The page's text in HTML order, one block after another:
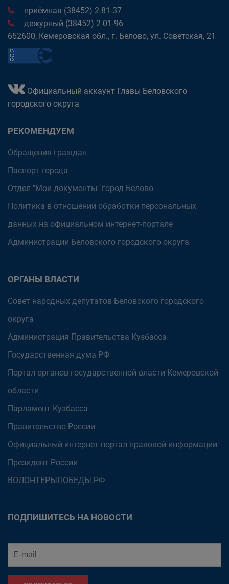
приёмная (38452) 2-81-37
дежурный (38452) 2-01-96
652600, Кемеровская обл., г. Белово, ул. Советская, 21
Официальный аккаунт Главы Беловского
городского округа
РЕКОМЕНДУЕМ
Обращения граждан
Паспорт города
Отдел "Мои документы" город Белово
Политика в отношении обработки персональных
данных на официальном интернет-портале
Администрации Беловского городского округа
ОРГАНЫ ВЛАСТИ
Совет народных депутатов Беловского городского
округа
Администрация Правительства Кузбасса
Государственная дума РФ
Портал органов государственной власти Кемеровской
области
Парламент Кузбасса
Правительство России
Официальный интернет-портал правовой информации
Президент России
ВОЛОНТЕРЫПОБЕДЫ.РФ
ПОДПИШИТЕСЬ НА НОВОСТИ